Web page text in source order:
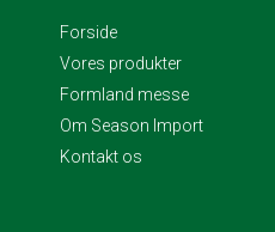
Forside
Vores produkter
Formland messe
Om Season Import
Kontakt os